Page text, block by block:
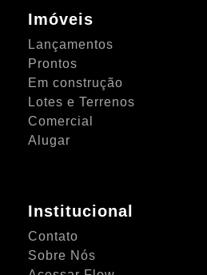
Imóveis
Lançamentos
Prontos
Em construção
Lotes e Terrenos
Comercial
Alugar
Institucional
Contato
Sobre Nós